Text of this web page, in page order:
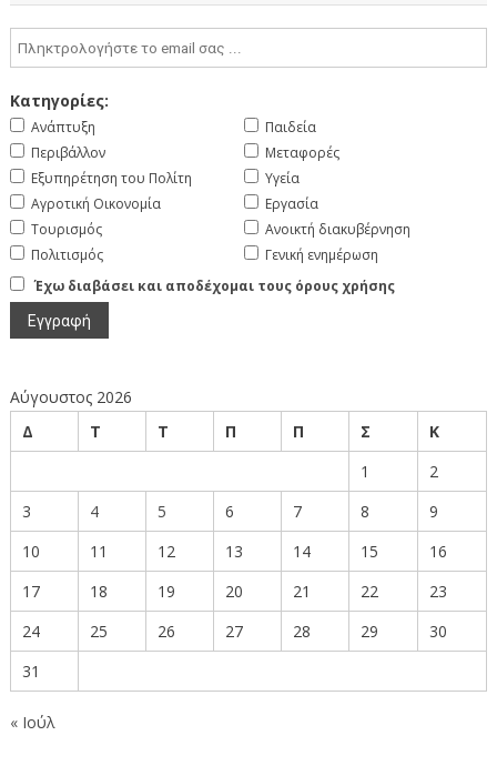
Κατηγορίες:
Ανάπτυξη
Περιβάλλον
Εξυπηρέτηση του Πολίτη
Αγροτική Οικονομία
Τουρισμός
Πολιτισμός
Παιδεία
Μεταφορές
Υγεία
Εργασία
Ανοικτή διακυβέρνηση
Γενική ενημέρωση
Έχω διαβάσει και αποδέχομαι τους όρους χρήσης
Αύγουστος 2026
Δ
Τ Τ Π Π Σ
Κ
1
2
3
4 5 6 7 8
9
10
11 12 13 14 15
16
17
18 19 20 21 22
23
24
25 26 27 28 29
30
31
« Ιούλ